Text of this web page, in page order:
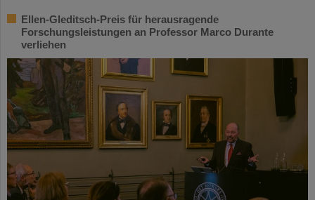
Ellen-Gleditsch-Preis für herausragende
Forschungsleistungen an Professor Marco Durante
verliehen